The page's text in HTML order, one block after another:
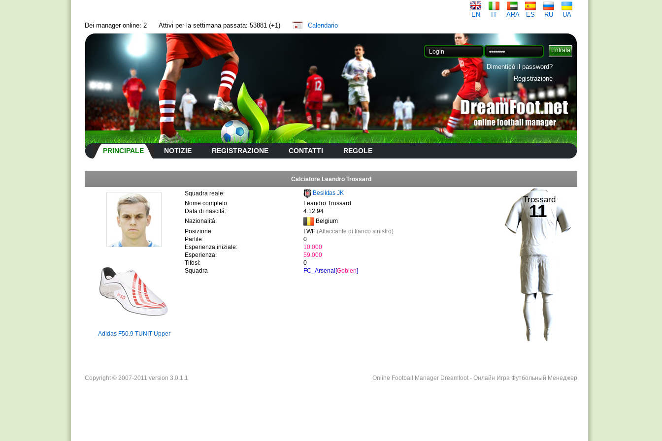
EN IT ARA ES RU
UA
Dei manager online: 2
Аttivi per la settimana passata: 53881 (+1) Calendario
Dimenticó il password?
Registrazione
PRINCIPALE NOTIZIE REGISTRAZIONE CONTATTI REGOLE
Calciatore Leandro Trossard
Adidas F50.9 TUNIT Upper
Squadra reale:
Besiktas JK
Nome completo:
Leandro Trossard
Data di nascitá:
4.12.94
Nazionalitá:
Belgium
Posizione:
LWF (Attaccante di fianco sinistro)
Partite:
0
Esperienza iniziale:
10.000
Esperienza:
59.000
Tifosi:
0
Squadra
FC_Arsenal[Goblen]
Trossard
11
Online Football Manager Dreamfoot - Онлайн Игра Футбольный Менеджер
Copyright © 2007-2011 version 3.0.1.1